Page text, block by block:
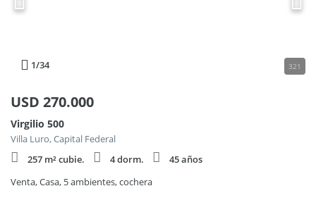
1/34 321
USD 270.000
Virgilio 500
Villa Luro, Capital Federal
257 m² cubie.
4 dorm.
45 años
Venta, Casa, 5 ambientes, cochera